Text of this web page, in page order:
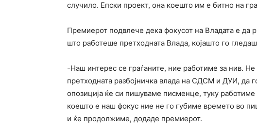
случило. Епски проект, она коешто им е битно на
Премиерот подвлече дека фокусот на Владата е да
што работеше претходната Влада, којашто го
-Наш интерес се граѓаните, ние работиме за нив.
претходната разбојничка влада на СДСМ и ДУИ, да
опозиција ќе си пишуваме писменце, туку работиме
коешто е наш фокус ние не го губиме времето во
и ќе продолжиме, додаде премиерот.